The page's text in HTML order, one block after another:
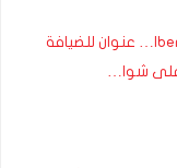
فندق Iberostar Royal El Mansour… عنوان للضيافة
على شوا…